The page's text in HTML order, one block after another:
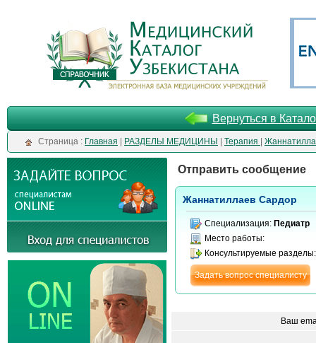
Вернуться в
Cтраница : Главная РАЗДЕЛЫ МЕДИЦИНЫ Терапия
Отправить сообщение
Жаннатиллаев Сардор
Специализация: Педиатр
Место работы:
Консультируемые
Задать вопрос специалисту
Ваш